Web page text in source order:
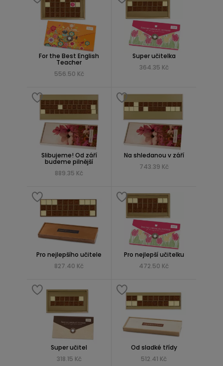
For the Best English
Teacher
556.50 Kč
Super učitelka
364.35 Kč
Slibujeme! Od září
budeme pilnější
889.35 Kč
Na shledanou v září
743.39 Kč
Pro nejlepšího učitele
827.40 Kč
Pro nejlepší učitelku
472.50 Kč
Super učitel
318.15 Kč
Od sladké třídy
512.41 Kč